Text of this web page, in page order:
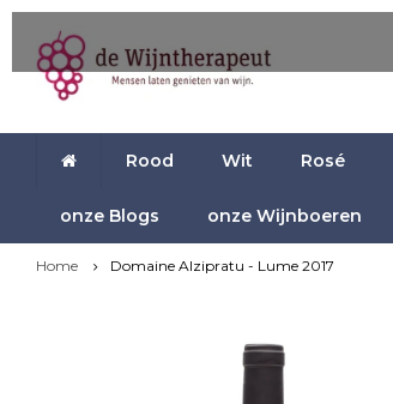
Rood Wit Rosé
onze Blogs onze Wijnboeren
Home Domaine Alzipratu - Lume 2017